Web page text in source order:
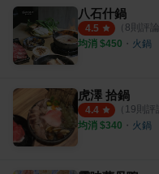
八石什鍋
4.5 （ 8則評論
均消 $450 ・ 火鍋
虎澤 拾鍋
4.4 （ 19則評
均消 $340 ・ 火鍋